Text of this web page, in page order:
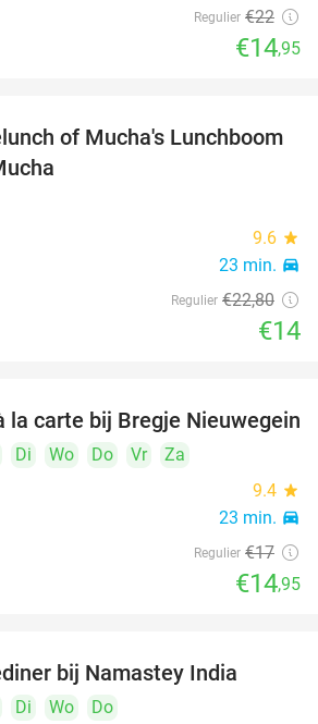
Regulier €22
€14,95
39%
of Mucha's Lunchboom
9.6 star
23 min. directions_car
Regulier €22,80
€14
12%
la carte bij Bregje Nieuwegein
Di Wo Do Vr
Za
9.4 star
23 min. directions_car
Regulier €17
€14,95
bij Namastey India
Di Wo
Do